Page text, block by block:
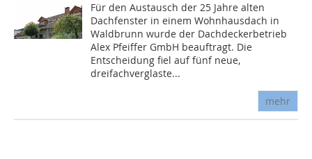
Für den Austausch der 25 Jahre alten
Dachfenster in einem Wohnhausdach in
Waldbrunn wurde der Dachdeckerbetrieb
Alex Pfeiffer GmbH beauftragt. Die
Entscheidung fiel auf fünf neue,
dreifachverglaste...
mehr